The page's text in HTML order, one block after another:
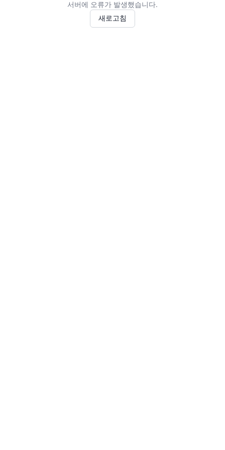
서버에 오류가 발생했습니다.
새로고침